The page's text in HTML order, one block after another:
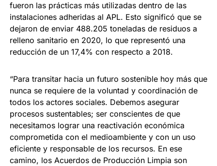
fueron las prácticas más utilizadas dentro de las
instalaciones adheridas al APL. Esto significó que se
dejaron de enviar 488.205 toneladas de residuos a
relleno sanitario en 2020, lo que representó una
reducción de un 17,4% con respecto a 2018.
“Para transitar hacia un futuro sostenible hoy más que
nunca se requiere de la voluntad y coordinación de
todos los actores sociales. Debemos asegurar
procesos sustentables; ser conscientes de que
necesitamos lograr una reactivación económica
comprometida con el medioambiente y con un uso
eficiente y responsable de los recursos. En ese
camino, los Acuerdos de Producción Limpia son